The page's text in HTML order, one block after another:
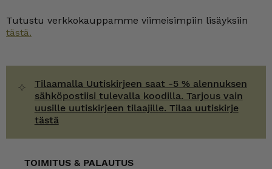
Tutustu verkkokauppamme viimeisimpiin lisäyksiin
tästä.
Tilaamalla Uutiskirjeen saat -5 % alennuksen
sähköpostiisi tulevalla koodilla. Tarjous vain
uusille uutiskirjeen tilaajille. Tilaa uutiskirje
tästä
TOIMITUS & PALAUTUS